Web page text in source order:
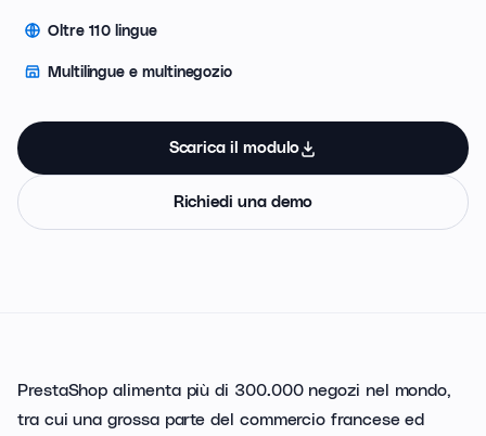
Oltre 110 lingue
Multilingue e multinegozio
Scarica il modulo
Richiedi una demo
PrestaShop alimenta più di 300.000 negozi nel mondo,
tra cui una grossa parte del commercio francese ed